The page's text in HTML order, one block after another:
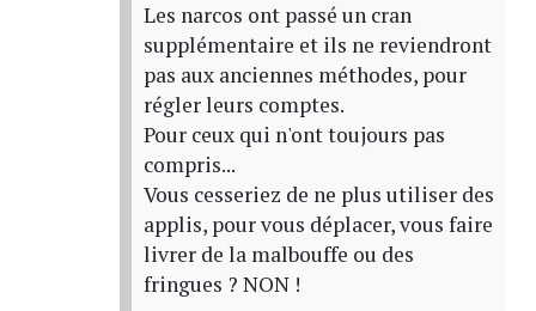
Les narcos ont passé un cran
supplémentaire et ils ne reviendront
pas aux anciennes méthodes, pour
régler leurs comptes.
Pour ceux qui n'ont toujours pas
compris...
Vous cesseriez de ne plus utiliser des
applis, pour vous déplacer, vous faire
livrer de la malbouffe ou des
fringues ? NON !